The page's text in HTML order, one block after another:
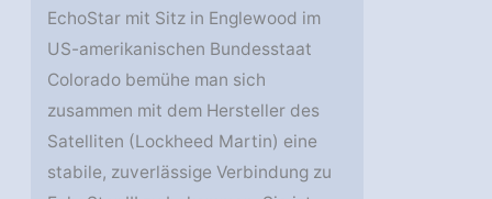
EchoStar mit Sitz in Englewood im
US-amerikanischen Bundesstaat
Colorado bemühe man sich
zusammen mit dem Hersteller des
Satelliten (Lockheed Martin) eine
stabile, zuverlässige Verbindung zu